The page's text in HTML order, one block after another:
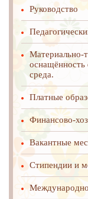
Руководство
Материально-
оснащённость
среда.
Платные
Финансово-
Вакантные
Стипендии и